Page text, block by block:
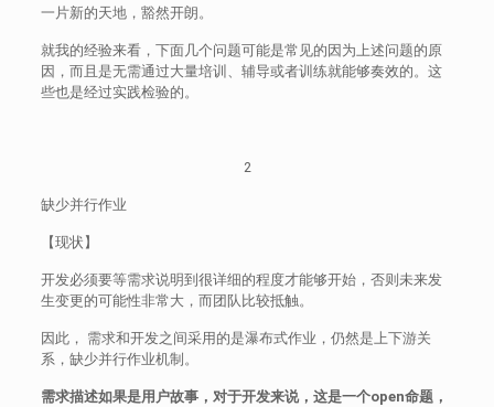
一片新的天地，豁然开朗。
就我的经验来看，下面几个问题可能是常见的因为上述问题的原
因，而且是无需通过大量培训、辅导或者训练就能够奏效的。这
些也是经过实践检验的。
2
缺少并行作业
【现状】
开发必须要等需求说明到很详细的程度才能够开始，否则未来发
生变更的可能性非常大，而团队比较抵触。
因此， 需求和开发之间采用的是瀑布式作业，仍然是上下游关
系，缺少并行作业机制。
需求描述如果是用户故事，对于开发来说，这是一个open命题，